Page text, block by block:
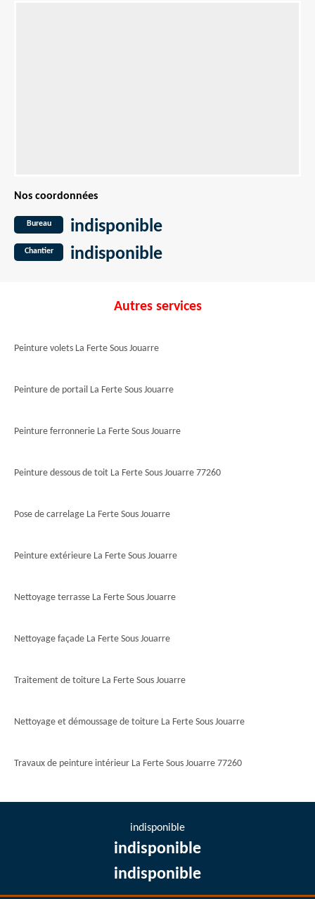
Nos coordonnées
Bureau indisponible
Chantier indisponible
Autres services
Peinture volets La Ferte Sous Jouarre
Peinture de portail La Ferte Sous Jouarre
Peinture ferronnerie La Ferte Sous Jouarre
Peinture dessous de toit La Ferte Sous Jouarre 77260
Pose de carrelage La Ferte Sous Jouarre
Peinture extérieure La Ferte Sous Jouarre
Nettoyage terrasse La Ferte Sous Jouarre
Nettoyage façade La Ferte Sous Jouarre
Traitement de toiture La Ferte Sous Jouarre
Nettoyage et démoussage de toiture La Ferte Sous Jouarre
Travaux de peinture intérieur La Ferte Sous Jouarre 77260
indisponible
indisponible
indisponible